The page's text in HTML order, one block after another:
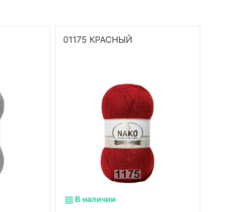
01175 КРАСНЫЙ
В наличии